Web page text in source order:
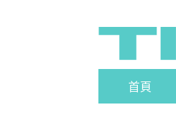
首頁